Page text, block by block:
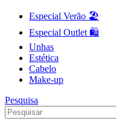
Especial Verão 🏖️
Especial Outlet 🛍️
Unhas
Estética
Cabelo
Make-up
Pesquisa